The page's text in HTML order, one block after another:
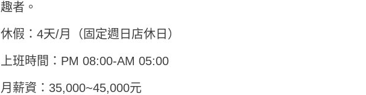
趣者。
休假：4天/月（固定週日店休日）
上班時間：PM 08:00-AM 05:00
月薪資：35,000~45,000元